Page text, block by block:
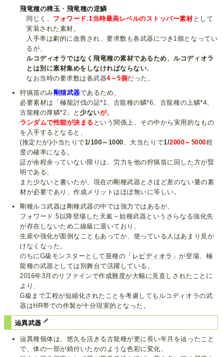
飛竜種の稀玉 ・ 飛竜種の逆鱗
同じく、 フォワード.1当時最高レベルのストッパー素材として
実装された素材。
入手率は劇的に改善され、要求数も各武器につき1個となってい
るが、
ルコディオラではなく飛竜種の素材であるため、ルコディオラ
とは別に素材集めをしなければならない。
なお当時の要求数は各武器4～5個 だった。
狩猟笛のみ 剛猫武器であるため、
必要素材は「極龍討伐の証*1、古龍種の鱗*6、古龍種の上鱗*4、
古龍種の厚鱗*2」と少ないが、
ランダムで性能が決まる という関係上、その中から実用的なもの
を入手するとなると、
(推定だが)小当たりで1/100～1000 、大当たりで1/2000～5000程
度の確率になる。
証が余程余っていない限りは、労力を他の狩猟笛に回した方が賢
明である。
また少ないと書いたが、現在の剛種武器とさほど差のない量の素
材が必要であり、作成メリットはほぼ無いに等しい。
剛種ルコ武器は剛種武器の中では強力ではあるが、
フォワード.5以降登場した天嵐～始種武器というさらなる強化先
が存在しないため二線級に退いており、
生産や強化が面倒なこともあってか、使っている人はあまり見か
けなくなった。
のちにG級モンスターとして亜種の「 レビディオラ 」が登場、極
龍種の武器としては別舞台で活躍している。
2016年3月のリファインで作成難度が大幅に見直しされたことに
より、
G級まで工程が短縮化されたことを考慮してもルコディオラの武
器はHR帯での作製が十分現実的となった。
辿異武器
辿異種個体は、悠久を活きる古龍種が更に長い年月を辿ったこと
で、体の一部が錆付いたかのような色彩に変化、